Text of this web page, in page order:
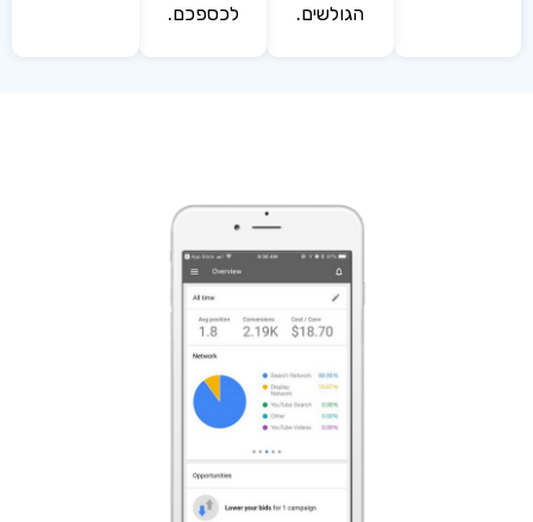
הגולשים.
לכספכם.